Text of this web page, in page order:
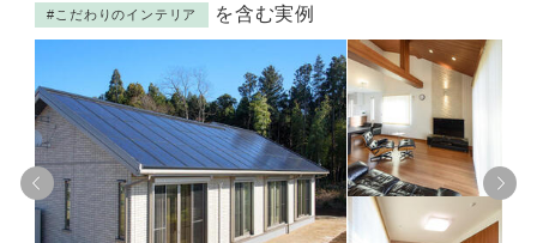
#こだわりのインテリア を含む実例